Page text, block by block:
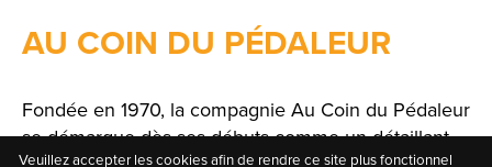
AU COIN DU PÉDALEUR
Fondée en 1970, la compagnie Au Coin du Pédaleur
se démarque dès ses débuts comme un détaillant
Veuillez accepter les cookies afin de rendre ce site plus fonctionnel